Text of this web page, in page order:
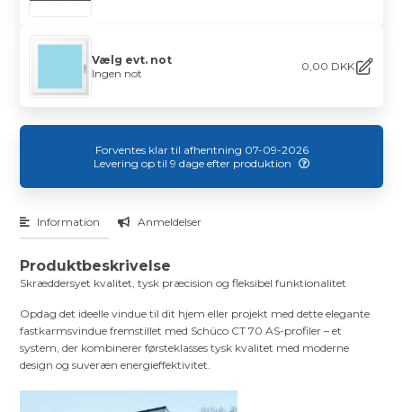
Vælg evt. not
Ingen not
0,00 DKK
Forventes klar til afhentning 07-09-2026
Levering op til 9 dage efter produktion
Information Anmeldelser
Produktbeskrivelse
Skræddersyet kvalitet, tysk præcision og fleksibel funktionalitet
Opdag det ideelle vindue til dit hjem eller projekt med dette elegante
fastkarmsvindue fremstillet med Schüco CT 70 AS-profiler – et
system, der kombinerer førsteklasses tysk kvalitet med moderne
design og suveræn energieffektivitet.